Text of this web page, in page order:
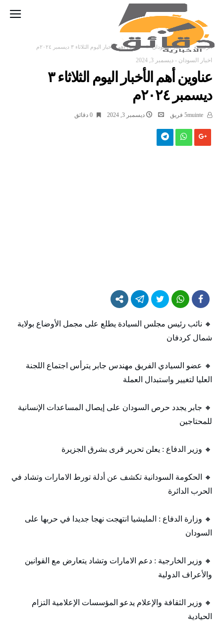
‫الرئيسية‬ اخبار السودان عناوين أهم الأخبار اليوم الثلاثاء ٣ ديسمبر ٢٠٢٤م
اخبار السودان - ديسمبر 3, 2024
عناوين أهم الأخبار اليوم الثلاثاء ٣
ديسمبر ٢٠٢٤م
ديسمبر 3, 2024 0 ‫دقائق‬
🔸 نائب رئيس مجلس السيادة يطلع على مجمل الأوضاع بولاية
شمال كردفان
🔸 عضو السيادي الفريق مهندس جابر يترأس اجتماع اللجنة
العليا لتغيير واستبدال العملة
🔸 جابر يجدد حرص السودان على إيصال المساعدات الإنسانية
للمحتاجين
🔸 وزير الدفاع : يعلن تحرير قرى بشرق الجزيرة
🔸 الحكومة السودانية تكشف عن أدلة تورط الامارات وتشاد في
الحرب الدائرة
🔸 وزارة الدفاع : المليشيا انتهجت نهجا جديدا في حربها على
السودان
🔸 وزير الخارجية : دعم الامارات وتشاد يتعارض مع القوانين
والأعراف الدولية
🔸 وزير الثقافة والإعلام يدعو المؤسسات الإعلامية التزام
الحيادية